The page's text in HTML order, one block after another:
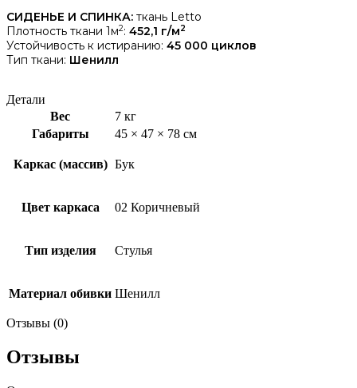
СИДЕНЬЕ И СПИНКА: ткань Letto
Плотность ткани 1м2: 452,1 г/м2
Устойчивость к истиранию: 45 000 циклов
Тип ткани: Шенилл
Детали
Вес
7 кг
Габариты
45 × 47 × 78 см
Каркас (массив) Бук
Цвет каркаса 02 Коричневый
Тип изделия Стулья
Материал обивки Шенилл
Отзывы (0)
Отзывы